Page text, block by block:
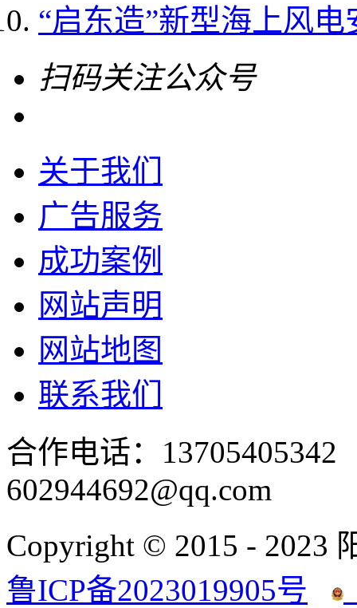
“启东造”新型海上风
扫码关注公众号
关于我们
广告服务
成功案例
网站声明
网站地图
联系我们
合作电话：
602944692@qq.com
Copyright © 2015 - 2023
鲁ICP备2023019905号